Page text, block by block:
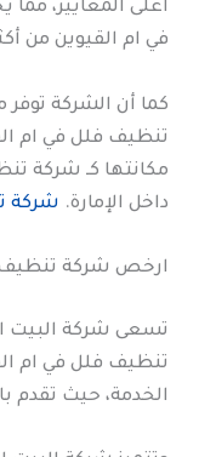
أعلى المعايير،
في ام القيوين من
كما أن الشركة
تنظيف فلل في ام
مكانتها كـ شركة
داخل الإمارة. شركة
ارخص شركة تنظيف
تسعى شركة البيت
تنظيف فلل في ام
الخدمة، حيث تقدم